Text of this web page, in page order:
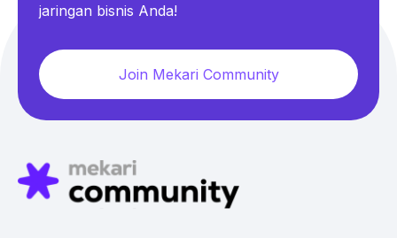
jaringan bisnis Anda!
Join Mekari Community